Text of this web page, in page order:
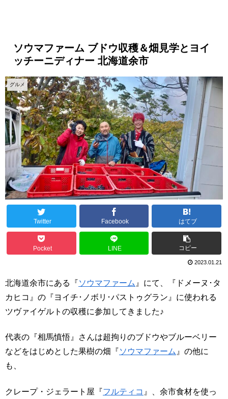
ソウマファーム ブドウ収穫＆畑見学とヨイ
ッチーニディナー 北海道余市
グルメ
Twitter Facebook はてブ
Pocket LINE コピー
2023.01.21
北海道余市にある『ソウマファーム 』にて、『ドメーヌ･タ
カヒコ』の『ヨイチ･ノボリ･パストゥグラン』に使われる
ツヴァイゲルトの収穫に参加してきました♪
代表の『相馬慎悟』さんは超拘りのブドウやブルーベリー
などをはじめとした果樹の畑『 ソウマファーム』の他に
も、
クレープ・ジェラート屋『フルティコ 』、余市食材を使っ